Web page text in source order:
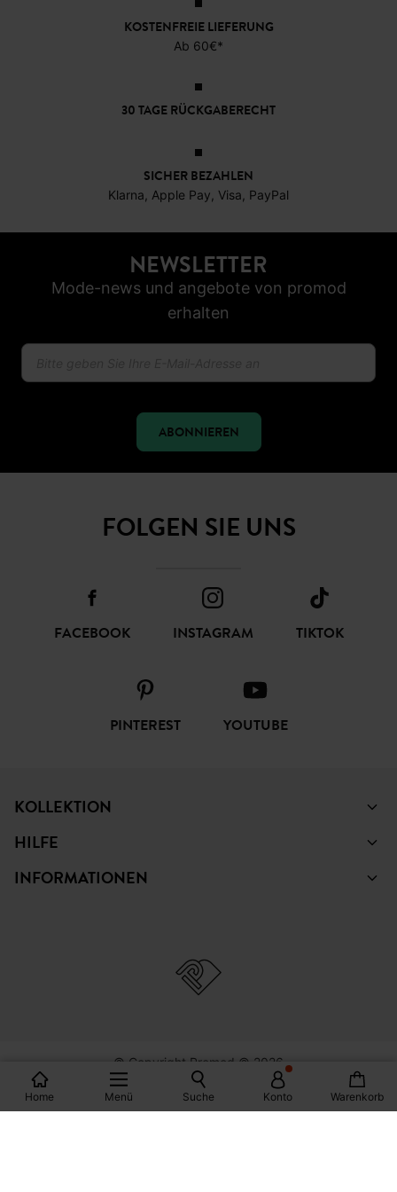
Home Menü Suche Konto Warenkorb
KOSTENFREIE LIEFERUNG
Ab 60€*
30 TAGE RÜCKGABERECHT
SICHER BEZAHLEN
Klarna, Apple Pay, Visa, PayPal
NEWSLETTER
Mode-news und angebote von promod
erhalten
ABONNIEREN
FOLGEN SIE UNS
FACEBOOK INSTAGRAM TIKTOK
PINTEREST YOUTUBE
KOLLEKTION
HILFE
INFORMATIONEN
© Copyright Promod © 2026
*Bedingungen siehe Link